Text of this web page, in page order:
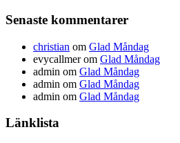
Senaste kommentarer
christian om Glad Måndag
evycallmerom Glad Måndag
admin om Glad Måndag
admin om Glad Måndag
admin om Glad Måndag
Länklista